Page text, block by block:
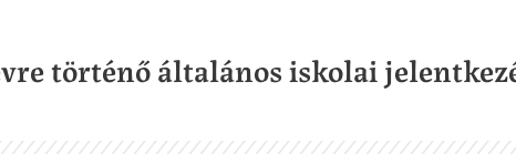
történő általános iskolai